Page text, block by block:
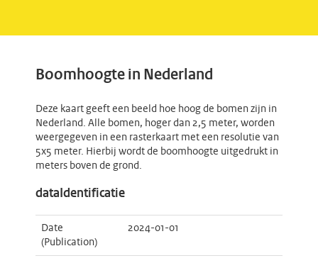
Boomhoogte in Nederland
Deze kaart geeft een beeld hoe hoog de bomen zijn in
Nederland. Alle bomen, hoger dan 2,5 meter, worden
weergegeven in een rasterkaart met een resolutie van
5x5 meter. Hierbij wordt de boomhoogte uitgedrukt in
meters boven de grond.
dataIdentificatie
Date
(Publication)
2024-01-01